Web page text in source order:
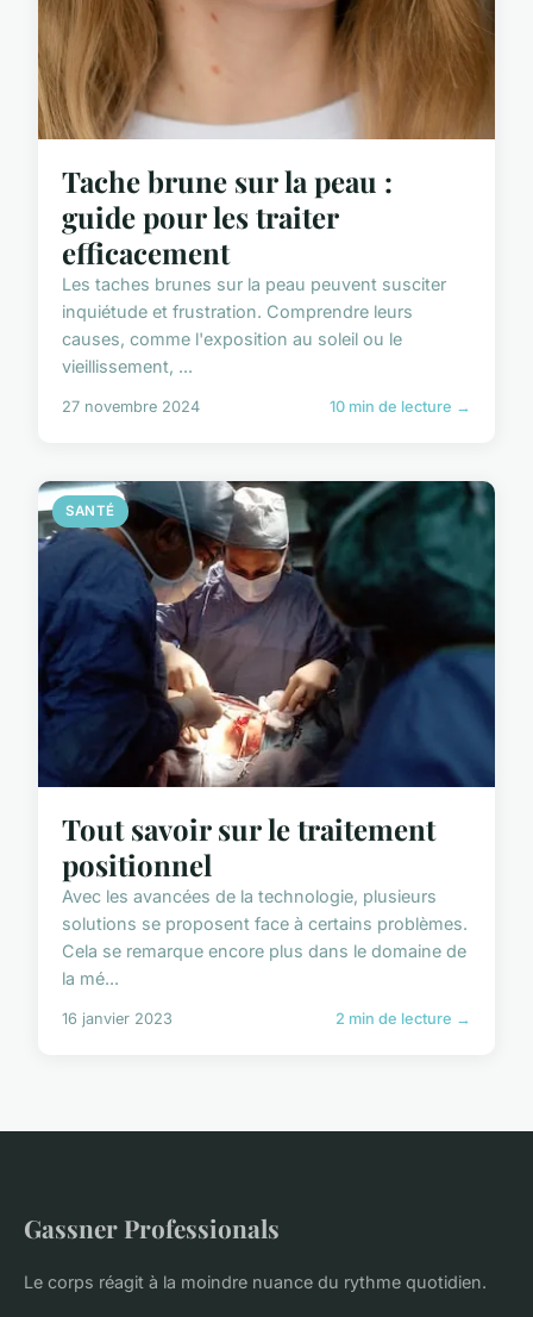
Tache brune sur la peau :
guide pour les traiter
efficacement
Les taches brunes sur la peau peuvent susciter
inquiétude et frustration. Comprendre leurs
causes, comme l'exposition au soleil ou le
vieillissement, ...
27 novembre 2024 10 min de lecture →
SANTÉ
Tout savoir sur le traitement
positionnel
Avec les avancées de la technologie, plusieurs
solutions se proposent face à certains problèmes.
Cela se remarque encore plus dans le domaine de
la mé...
16 janvier 2023 2 min de lecture →
Gassner Professionals
Le corps réagit à la moindre nuance du rythme quotidien.